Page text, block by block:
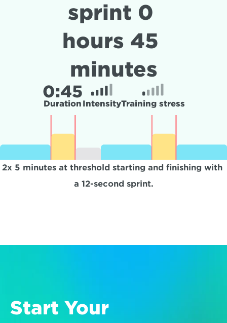
sprint 0
hours 45
minutes
0:45
Duration IntensityTraining stress
2x 5 minutes at threshold starting and finishing with
a 12-second sprint.
Start Your